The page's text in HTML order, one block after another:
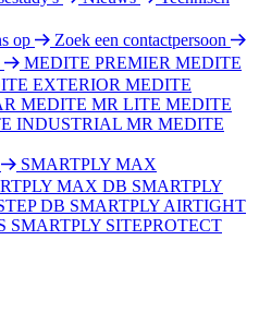
op Zoek een contactpersoon
MEDITE PREMIER MEDITE
EXTERIOR MEDITE
MEDITE MR LITE MEDITE
INDUSTRIAL MR MEDITE
SMARTPLY MAX
MAX DB SMARTPLY
DB SMARTPLY AIRTIGHT
SMARTPLY SITEPROTECT